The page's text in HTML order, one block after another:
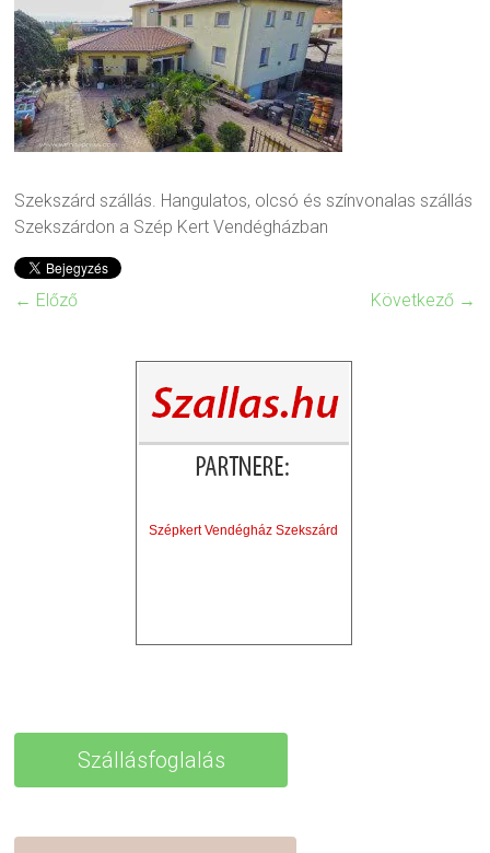
Szekszárd szállás. Hangulatos, olcsó és színvonalas szállás
Szekszárdon a Szép Kert Vendégházban
← Előző Következő →
Szépkert Vendégház Szekszárd
Szállásfoglalás